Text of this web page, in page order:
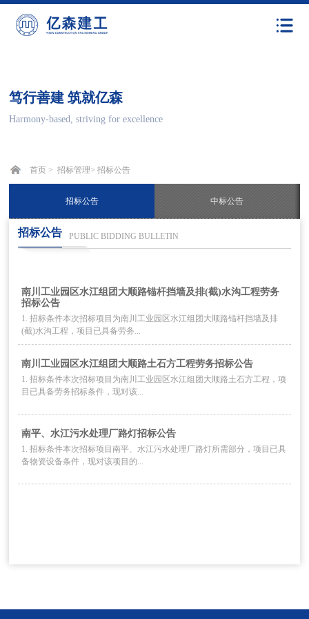
笃行善建 筑就亿森
Harmony-based, striving for excellence
招标公告 中标公告
招标公告 PUBLIC BIDDING BULLETIN
首页 > 招标管理>招标公告
南川工业园区水江组团大顺路锚杆挡墙及排(截)水沟工程劳务
招标公告
1. 招标条件本次招标项目为南川工业园区水江组团大顺路锚杆挡墙及排
(截)水沟工程，项目已具备劳务...
南川工业园区水江组团大顺路土石方工程劳务招标公告
1. 招标条件本次招标项目为南川工业园区水江组团大顺路土石方工程，项
目已具备劳务招标条件，现对该...
南平、水江污水处理厂路灯招标公告
1. 招标条件本次招标项目南平、水江污水处理厂路灯所需部分，项目已具
备物资设备条件，现对该项目的...